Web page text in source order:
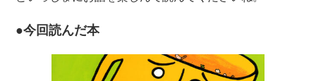
●今回読んだ本